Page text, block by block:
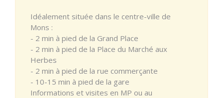
Idéalement située dans le centre-ville de
Mons :
- 2 min à pied de la Grand Place
- 2 min à pied de la Place du Marché aux
Herbes
- 2 min à pied de la rue commerçante
- 10-15 min à pied de la gare
Informations et visites en MP ou au